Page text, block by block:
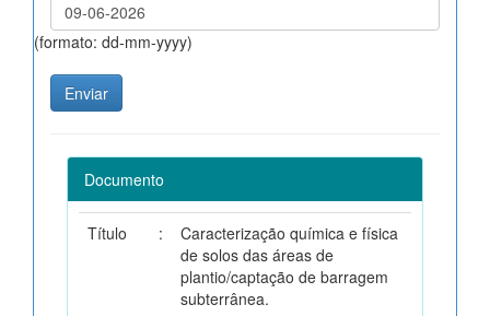
(formato: dd-mm-yyyy)
Documento
Título :
Caracterização química e física
de solos das áreas de
plantio/captação de barragem
subterrânea.